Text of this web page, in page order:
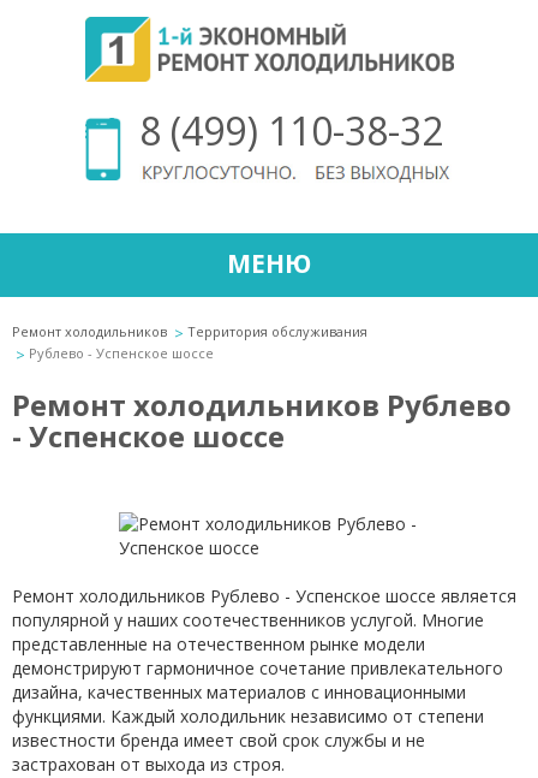
8 (499) 110-38-32
МЕНЮ
Ремонт холодильников
Территория обслуживания
Рублево - Успенское шоссе
Ремонт холодильников Рублево
- Успенское шоссе
Ремонт холодильников Рублево - Успенское шоссе является
популярной у наших соотечественников услугой. Многие
представленные на отечественном рынке модели
демонстрируют гармоничное сочетание привлекательного
дизайна, качественных материалов с инновационными
функциями. Каждый холодильник независимо от степени
известности бренда имеет свой срок службы и не
застрахован от выхода из строя.